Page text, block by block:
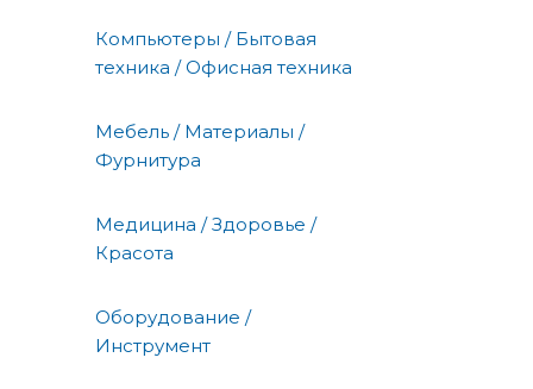
Компьютеры / Бытовая
техника / Офисная техника
Мебель / Материалы /
Фурнитура
Медицина / Здоровье /
Красота
Оборудование /
Инструмент